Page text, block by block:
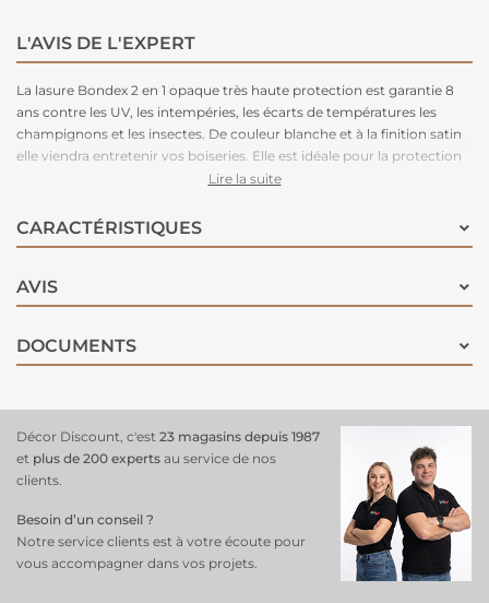
L'AVIS DE L'EXPERT
La lasure Bondex 2 en 1 opaque très haute protection est garantie 8
ans contre les UV, les intempéries, les écarts de températures les
champignons et les insectes. De couleur blanche et à la finition satin
elle viendra entretenir vos boiseries. Elle est idéale pour la protection
et la décoration de la surface des bois bruts, anciens ou lasurés. Direct
transparente, incolore ou teintée. Bonne pénétration produit dans le
support grâce à la finesse des particules. Le film sec forme une
Fongicide encapsulé pour une libération progressive et continue de
l’actif fongicide en fonction des contraintes climatiques telles que
contre le développement des champignons).
Lire la suite
CARACTÉRISTIQUES
AVIS
DOCUMENTS
Décor Discount, c'est 23 magasins depuis 1987
et plus de 200 experts au service de nos
clients.
Besoin d’un conseil ?
Notre service clients est à votre écoute pour
vous accompagner dans vos projets.